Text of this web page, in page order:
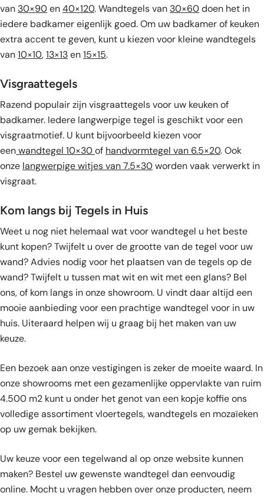
van 30×90en40×120. Wandtegels van 30×60doen het in
iedere badkamer eigenlijk goed. Om uw badkamer of keuken
extra accent te geven, kunt u kiezen voor kleine wandtegels
van10×10,13×13en15×15.
Visgraattegels
Razend populair zijn visgraattegels voor uw keuken of
badkamer. Iedere langwerpige tegel is geschikt voor een
visgraatmotief. U kunt bijvoorbeeld kiezen voor
eenwandtegel 10×30of handvormtegel van 6.5×20. Ook
onze langwerpige witjes van 7.5×30worden vaak verwerkt in
visgraat.
Kom langs bij Tegels in Huis
Weet u nog niet helemaal wat voor wandtegel u het beste
kunt kopen? Twijfelt u over de grootte van de tegel voor uw
wand? Advies nodig voor het plaatsen van de tegels op de
wand? Twijfelt u tussen mat wit en wit met een glans? Bel
ons, of kom langs in onze showroom. U vindt daar altijd een
mooie aanbieding voor een prachtige wandtegel voor in uw
huis. Uiteraard helpen wij u graag bij het maken van uw
keuze.
Een bezoek aan onze vestigingen is zeker de moeite waard. In
onze showrooms met een gezamenlijke oppervlakte van ruim
4.500 m2 kunt u onder het genot van een kopje koffie ons
volledige assortiment vloertegels, wandtegels en mozaïeken
op uw gemak bekijken.
Uw keuze voor een tegelwand al op onze website kunnen
maken? Bestel uw gewenste wandtegel dan eenvoudig
online. Mocht u vragen hebben over onze producten, neem